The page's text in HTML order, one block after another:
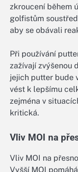
zkroucení během
golfistům
aby se obávali
Při používání
zažívají zvýšenou
jejich putter bude
vést k lepšímu
zejména v
kritická.
Vliv MOI na
Vliv MOI na
Vyšší MOI